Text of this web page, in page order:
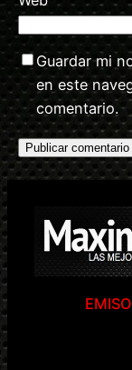
Guardar mi
en este
comentario.